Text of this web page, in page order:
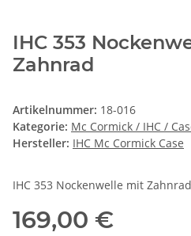
IHC 353
Zahnrad
Artikelnummer: 18-016
Kategorie: Mc Cormick / IHC /
Hersteller: IHC Mc Cormick Case
IHC 353 Nockenwelle mit Zahnrad
169,00 €